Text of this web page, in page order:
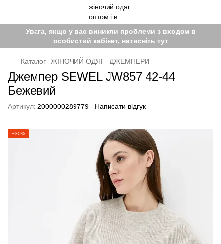
Увага, якщо у вас виникли проблеми з входом в
особистий кабінет, натисніть тут
Каталог ЖІНОЧИЙ ОДЯГ ДЖЕМПЕРИ
Джемпер SEWEL JW857 42-44
Бежевий
Артикул: 2000000289779 Написати відгук
−30%